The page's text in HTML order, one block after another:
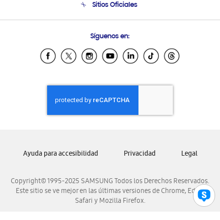
Condiciones de Compra
Soporte vía eMail
Sitios Oficiales
Samsung Ecuador
Samsung El Salvador
Samsung Honduras
Samsung Nicaragua
Samsung Panamá
Samsung Venezuela
Síguenos en:
Copyright© 1995-2025 SAMSUNG Todos los Derechos Reservados.
Este sitio se ve mejor en las últimas versiones de Chrome, Edge,
Safari y Mozilla Firefox.
Ayuda para accesibilidad Privacidad Legal